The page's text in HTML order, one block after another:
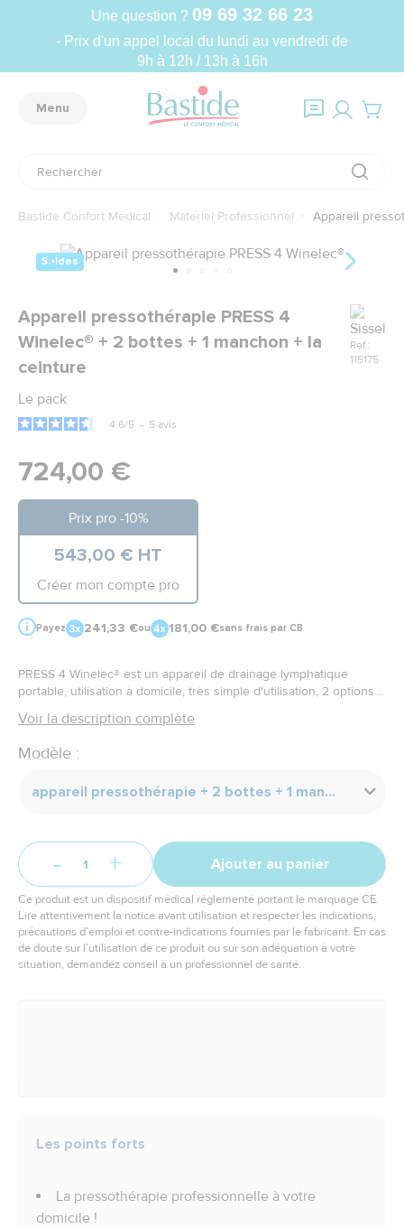
Une question ? 09 69 32 66 23
- Prix d'un appel local du lundi au vendredi de
9h à 12h / 13h à 16h
Menu
Bastide Confort Médical Matériel Professionnel Appareil
Soldes
Appareil pressothérapie PRESS 4
Winelec® + 2 bottes + 1 manchon + la
ceinture
Le pack
Marque
Ref.:
115175
4.6/5 - 5 avis
724,00 €
Prix pro -10%
543,00 € HT
Créer mon compte pro
Payez 241,33 €ou 181,00 €sans frais par CB
PRESS 4 Winelec® est un appareil de drainage lymphatique
portable, utilisation à domicile, très simple d'utilisation, 2 options
Voir la description complète
Modèle :
appareil pressothérapie + 2 bottes + 1 manchon bras + 1 ceinture
- + Ajouter au panier
Ce produit est un dispositif médical réglementé portant le marquage CE.
Lire attentivement la notice avant utilisation et respecter les indications,
précautions d’emploi et contre-indications fournies par le fabricant. En cas
de doute sur l’utilisation de ce produit ou sur son adéquation à votre
situation, demandez conseil à un professionnel de santé.
Les points forts
La pressothérapie professionnelle à votre
domicile !